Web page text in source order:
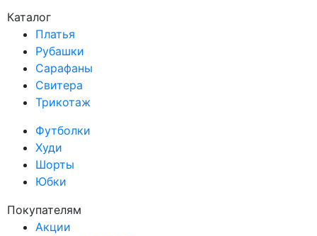
Каталог
Платья
Рубашки
Сарафаны
Свитера
Трикотаж
Футболки
Худи
Шорты
Юбки
Покупателям
Акции